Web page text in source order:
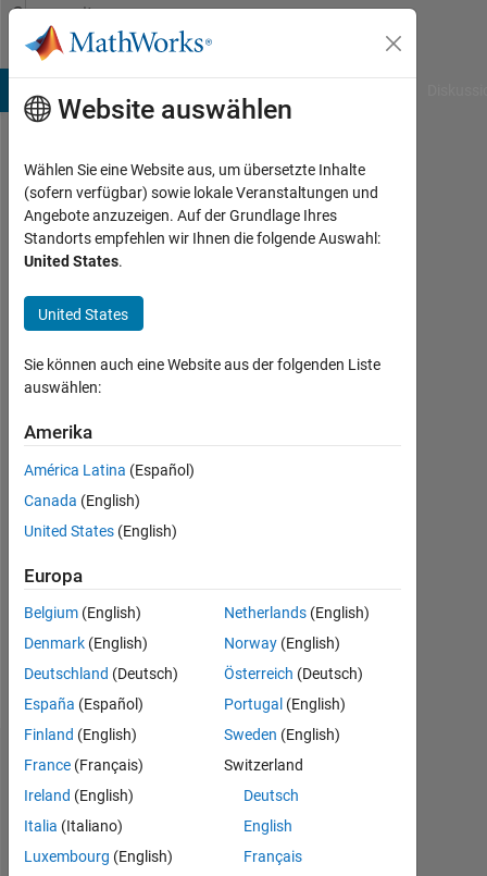
Weiter zum Inhalt
Community
Profile
John
Allen
Last
etwa
ein
Jahr
Aktiv
seit
2016
0
Following:
0
Follow
Dashboard
Statistik
MATLAB Answers
Website auswählen
Wählen Sie eine Website aus, um übersetzte Inhalte
(sofern verfügbar) sowie lokale Veranstaltungen und
Angebote anzuzeigen. Auf der Grundlage Ihres
Standorts empfehlen wir Ihnen die folgende Auswahl:
United States.
United States
Sie können auch eine Website aus der folgenden Liste
auswählen:
Amerika
América Latina (Español)
Canada (English)
United States (English)
Europa
Belgium (English)
Denmark (English)
Deutschland (Deutsch)
España (Español)
Finland (English)
France (Français)
Ireland (English)
Italia (Italiano)
Luxembourg (English)
Netherlands (English)
Norway (English)
Österreich (Deutsch)
Portugal (English)
Sweden (English)
Switzerland
Deutsch
English
Français